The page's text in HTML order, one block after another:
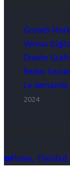
Growth
Ventas
Diseño
Redes
La
2024
☎️Flores, Trinidad